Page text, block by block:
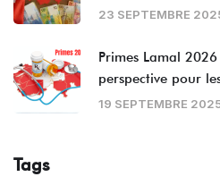
23 SEPTEMBRE
Primes Lamal
perspective pour
19 SEPTEMBRE
Tags